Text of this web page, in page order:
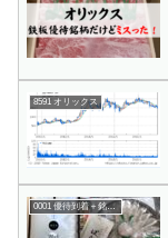
8591 オリックス
0001 優待到着＋銘柄評価